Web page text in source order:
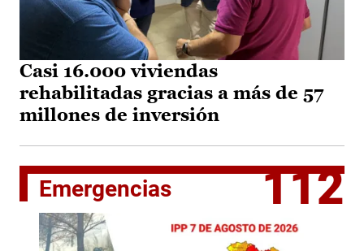
Casi 16.000 viviendas
rehabilitadas gracias a más de 57
millones de inversión
Emergencias 112